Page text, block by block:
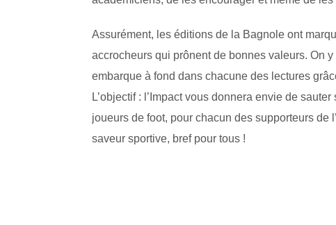
Assurément, les éditions de la Bagnole ont
accrocheurs qui prônent de bonnes valeurs. On
embarque à fond dans chacune des lectures
L’objectif : l’Impact vous donnera envie de
joueurs de foot, pour chacun des supporteurs de
saveur sportive, bref pour tous !